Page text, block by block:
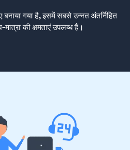
गया है, इसमें सबसे उन्नत अंतर्निहित
की क्षमताएं उपलब्ध हैं।